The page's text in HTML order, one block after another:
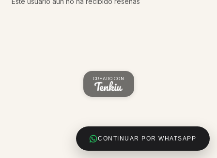
CONTINUAR POR WHATSAPP
CREADO CON